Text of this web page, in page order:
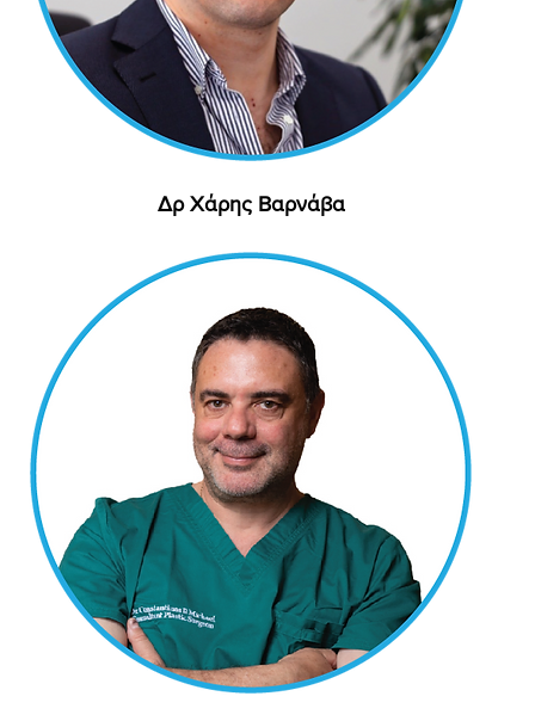
Δρ Χάρης Βαρνάβα